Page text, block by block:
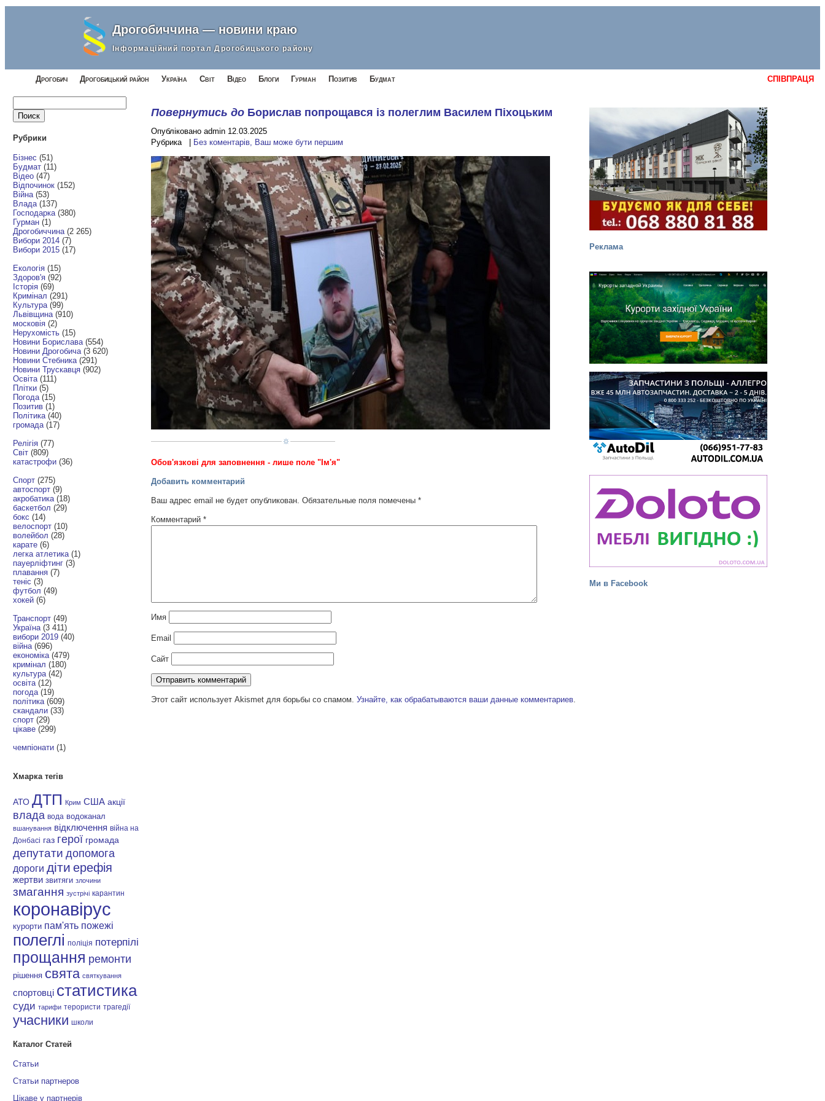
Дрогобиччина — новини краю
Інформаційний портал Дрогобицького району
Дрогобич Дрогобицький район Україна Світ Відео Блоги Гурман СПІВПРАЦЯ
Позитив Будмат
Реклама
Ми в Facebook
Рубрики
Бізнес (51)
Будмат (11)
Відео (47)
Відпочинок (152)
Війна (53)
Влада (137)
Господарка (380)
Гурман (1)
Дрогобиччина (2 265)
Вибори 2014 (7)
Вибори 2015 (17)
Екологія (15)
Здоров'я (92)
Історія (69)
Кримінал (291)
Культура (99)
Львівщина (910)
московія (2)
Нерухомість (15)
Новини Борислава (554)
Новини Дрогобича (3 620)
Новини Стебника (291)
Новини Трускавця (902)
Освіта (111)
Плітки (5)
Погода (15)
Позитив (1)
Політика (40)
громада (17)
Релігія (77)
Світ (809)
катастрофи (36)
Спорт (275)
автоспорт (9)
акробатика (18)
баскетбол (29)
бокс (14)
велоспорт (10)
волейбол (28)
карате (6)
легка атлетика (1)
пауерліфтинг (3)
плавання (7)
теніс (3)
футбол (49)
хокей (6)
Транспорт (49)
Україна (3 411)
вибори 2019 (40)
війна (696)
економіка (479)
кримінал (180)
культура (42)
освіта (12)
погода (19)
політика (609)
скандали (33)
спорт (29)
цікаве (299)
чемпіонати (1)
Хмарка тегів
АТО ДТП Крим США акції
влада вода водоканал
вшанування відключення війна на
Донбасі газ герої громада
депутати допомога
дороги діти ерефія
жертви звитяги злочини
змагання зустрічі карантин
коронавірус
курорти пам'ять пожежі
полеглі поліція потерпілі
прощання ремонти
рішення свята святкування
спортовці статистика
суди тарифи терористи трагедії
учасники школи
Каталог Статей
Статьи
Статьи партнеров
Цікаве у партнерів
Повернутись до Борислав попрощався із полеглим Василем Піхоцьким
Опубліковано admin 12.03.2025
Рубрика |
Без коментарів, Ваш може бути першим
Обов'язкові для заповнення - лише поле "Ім'я"
Добавить комментарий
Ваш адрес email не будет опубликован. Обязательные поля помечены*
Комментарий*
Имя
Email
Сайт
Этот сайт использует Akismet для борьбы со спамом.Узнайте, как обрабатываются ваши данные комментариев.